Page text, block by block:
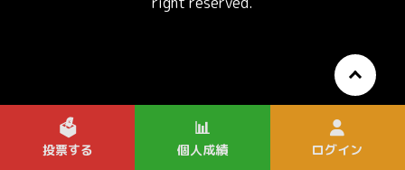
🗳️
投票する
📊
個人成績 ログイン